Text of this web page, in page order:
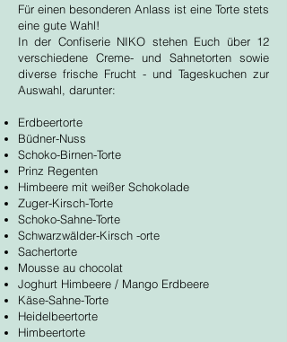
Für einen besonderen Anlass ist eine Torte stets
eine gute Wahl!
In der Confiserie NIKO stehen Euch über 12
verschiedene Creme- und Sahnetorten sowie
diverse frische Frucht - und Tageskuchen zur
Auswahl, darunter:
Erdbeertorte
Büdner-Nuss
Schoko-Birnen-Torte
Prinz Regenten
Himbeere mit weißer Schokolade
Zuger-Kirsch-Torte
Schoko-Sahne-Torte
Schwarzwälder-Kirsch -orte
Sachertorte
Mousse au chocolat
Joghurt Himbeere / Mango Erdbeere
Käse-Sahne-Torte
Heidelbeertorte
Himbeertorte